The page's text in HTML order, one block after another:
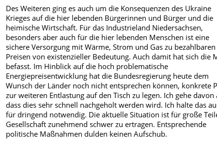
Des Weiteren ging es auch um die Konsequenzen des Ukraine
Krieges auf die hier lebenden Bürgerinnen und Bürger und die
heimische Wirtschaft. Für das Industrieland Niedersachsen,
besonders aber auch für die hier lebenden Menschen ist eine
sichere Versorgung mit Wärme, Strom und Gas zu bezahlbaren
Preisen von existenzieller Bedeutung. Auch damit hat sich die
befasst. Im Hinblick auf die hoch problematische
Energiepreisentwicklung hat die Bundesregierung heute dem
Wunsch der Länder noch nicht entsprechen können, konkrete
zur weiteren Entlastung auf den Tisch zu legen. Ich gehe davon
dass dies sehr schnell nachgeholt werden wird. Ich halte das
für dringend notwendig. Die aktuelle Situation ist für große
Gesellschaft zunehmend schwer zu ertragen. Entsprechende
politische Maßnahmen dulden keinen Aufschub.